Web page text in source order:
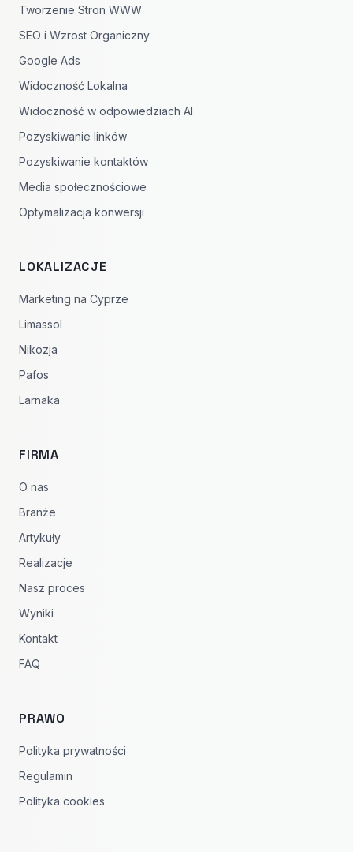
Tworzenie Stron WWW
SEO i Wzrost Organiczny
Google Ads
Widoczność Lokalna
Widoczność w odpowiedziach AI
Pozyskiwanie linków
Pozyskiwanie kontaktów
Media społecznościowe
Optymalizacja konwersji
LOKALIZACJE
Marketing na Cyprze
Limassol
Nikozja
Pafos
Larnaka
FIRMA
O nas
Branże
Artykuły
Realizacje
Nasz proces
Wyniki
Kontakt
FAQ
PRAWO
Polityka prywatności
Regulamin
Polityka cookies